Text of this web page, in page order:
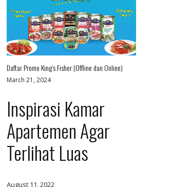
Daftar Promo King’s Fisher (Offline dan Online)
March 21, 2024
Inspirasi Kamar
Apartemen Agar
Terlihat Luas
August 11, 2022